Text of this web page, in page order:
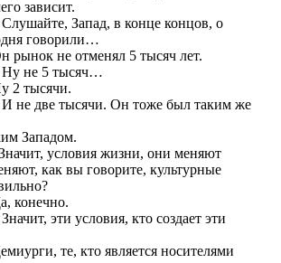
зависит.
Запад, в конце концов, о
говорили…
не отменял 5 тысяч лет.
не 5 тысяч…
2 тысячи.
не две тысячи. Он тоже был таким же
Западом.
условия жизни, они меняют
как вы говорите, культурные
конечно.
эти условия, кто создает эти
те, кто является носителями